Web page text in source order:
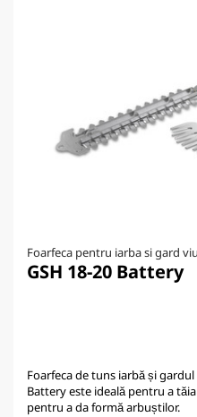
Foarfeca pentru iarba si gard
GSH 18-20 Battery
Foarfeca de tuns iarbă și
Battery este ideală pentru a
pentru a da formă arbuștilor.